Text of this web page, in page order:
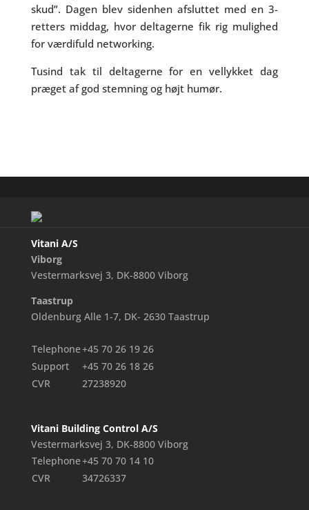
skud”. Dagen blev sidenhen afsluttet med en 3-
retters middag, hvor deltagerne fik rig mulighed
for værdifuld networking.
Tusind tak til deltagerne for en vellykket dag
præget af god stemning og højt humør.
Vitani A/S
Viborg
Vestermarksvej 3, DK-8800 Viborg
Taastrup
Oldenburg Alle 1-7, DK- 2630 Taastrup
Telephone+45 70 26 19 26
Support
+45 70 26 18 26
CVR
27238920
Vitani Building Control A/S
Vestermarksvej 3, DK-8800 Viborg
Telephone+45 70 70 14 10
CVR
34726337